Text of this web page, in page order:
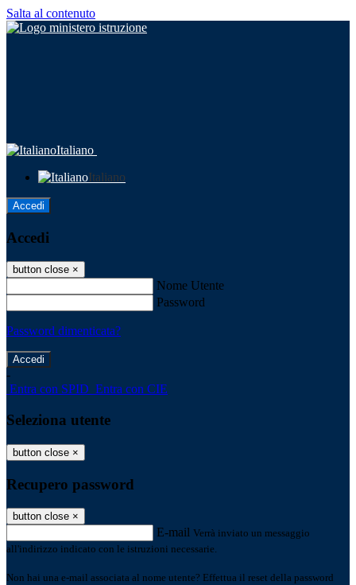
Salta al contenuto
Italiano
Italiano
Accedi
Accedi
button close ×
Nome Utente
Password
Password dimenticata?
-
Entra con SPID Entra con CIE
Seleziona utente
button close ×
Recupero password
button close ×
E-mail Verrà inviato un messaggio
all'indirizzo indicato con le istruzioni necessarie.
Non hai una e-mail associata al nome utente? Effettua il reset della password